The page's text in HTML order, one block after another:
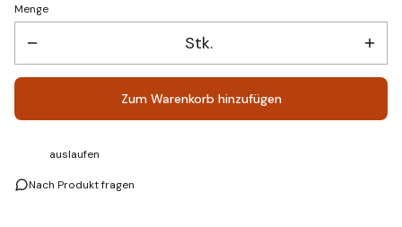
Menge
Stk.
Zum Warenkorb hinzufügen
auslaufen
Nach Produkt fragen